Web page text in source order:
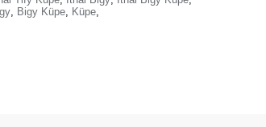
, Bigy Küpe, Küpe,